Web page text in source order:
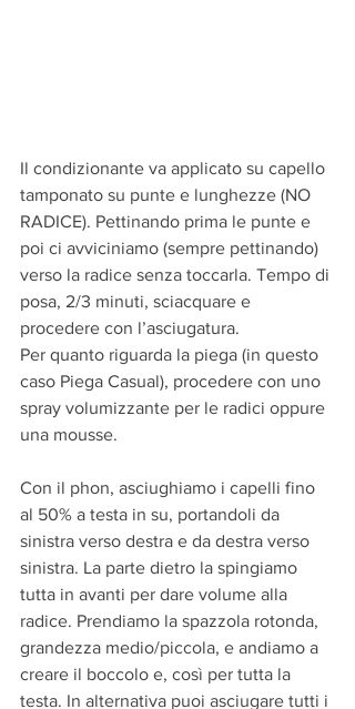
Il condizionante va applicato su capello
tamponato su punte e lunghezze (NO
RADICE). Pettinando prima le punte e
poi ci avviciniamo (sempre pettinando)
verso la radice senza toccarla. Tempo di
posa, 2/3 minuti, sciacquare e
procedere con l’asciugatura.
Per quanto riguarda la piega (in questo
caso Piega Casual), procedere con uno
spray volumizzante per le radici oppure
una mousse.
Con il phon, asciughiamo i capelli fino
al 50% a testa in su, portandoli da
sinistra verso destra e da destra verso
sinistra. La parte dietro la spingiamo
tutta in avanti per dare volume alla
radice. Prendiamo la spazzola rotonda,
grandezza medio/piccola, e andiamo a
creare il boccolo e, così per tutta la
testa. In alternativa puoi asciugare tutti i